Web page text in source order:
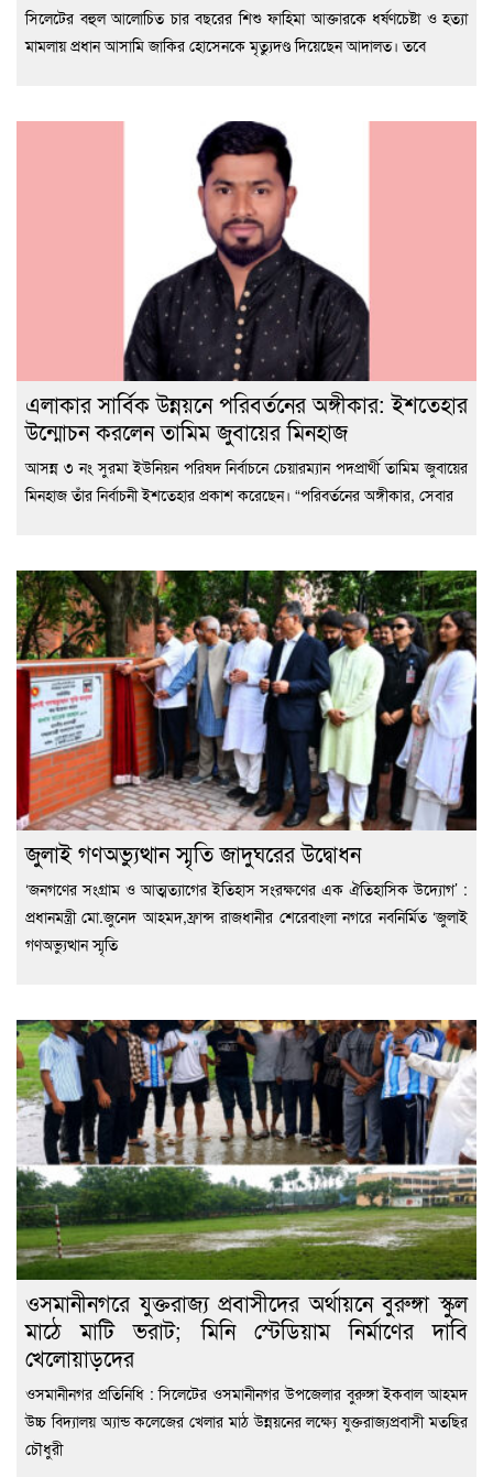
সিলেটের বহুল আলোচিত চার বছরের শিশু ফাহিমা আক্তারকে ধর্ষণচেষ্টা ও হত্যা
মামলায় প্রধান আসামি জাকির হোসেনকে মৃত্যুদণ্ড দিয়েছেন আদালত। তবে
এলাকার সার্বিক উন্নয়নে পরিবর্তনের অঙ্গীকার: ইশতেহার
উন্মোচন করলেন তামিম জুবায়ের মিনহাজ
আসন্ন ৩ নং সুরমা ইউনিয়ন পরিষদ নির্বাচনে চেয়ারম্যান পদপ্রার্থী তামিম জুবায়ের
মিনহাজ তাঁর নির্বাচনী ইশতেহার প্রকাশ করেছেন। “পরিবর্তনের অঙ্গীকার, সেবার
জুলাই গণঅভ্যুত্থান স্মৃতি জাদুঘরের উদ্বোধন
‘জনগণের সংগ্রাম ও আত্মত্যাগের ইতিহাস সংরক্ষণের এক ঐতিহাসিক উদ্যোগ’ :
প্রধানমন্ত্রী মো.জুনেদ আহমদ,ফ্রান্স রাজধানীর শেরেবাংলা নগরে নবনির্মিত ‘জুলাই
গণঅভ্যুত্থান স্মৃতি
ওসমানীনগরে যুক্তরাজ্য প্রবাসীদের অর্থায়নে বুরুঙ্গা স্কুল
মাঠে মাটি ভরাট; মিনি স্টেডিয়াম নির্মাণের দাবি
খেলোয়াড়দের
ওসমানীনগর প্রতিনিধি : সিলেটের ওসমানীনগর উপজেলার বুরুঙ্গা ইকবাল আহমদ
উচ্চ বিদ্যালয় অ্যান্ড কলেজের খেলার মাঠ উন্নয়নের লক্ষ্যে যুক্তরাজ্যপ্রবাসী মতছির
চৌধুরী